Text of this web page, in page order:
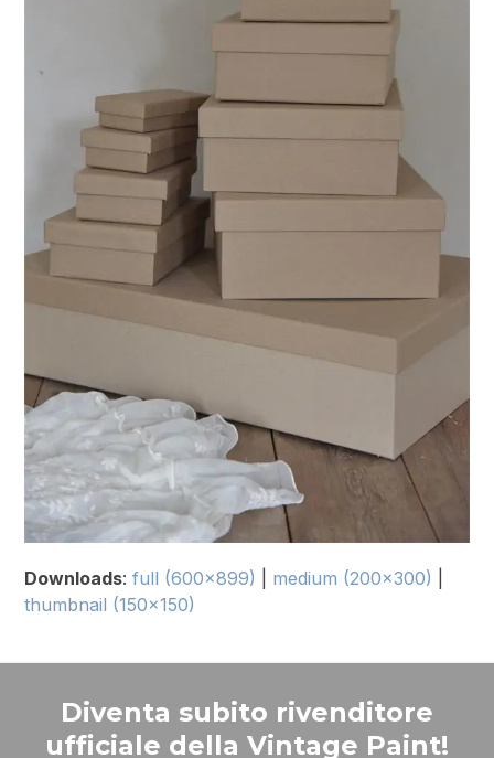
Downloads:full (600x899) medium (200x300)
thumbnail (150x150)
Diventa subito rivenditore
ufficiale della Vintage Paint!